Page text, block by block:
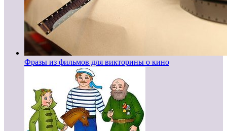
Фразы из фильмов для викторины о кино